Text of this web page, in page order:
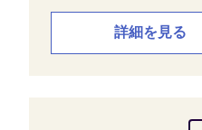
詳細を見る